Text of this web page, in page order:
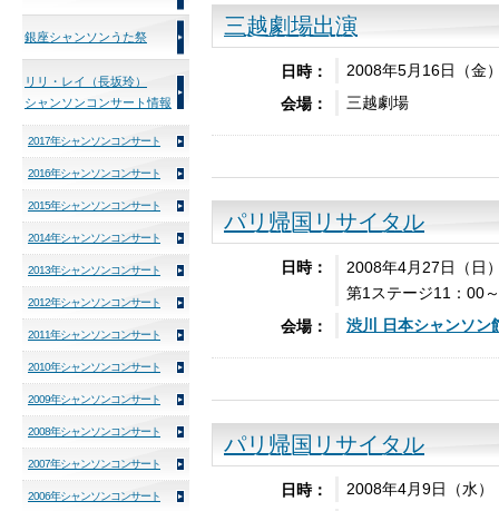
三越劇場出演
日時：
2008年5月16日（金
会場：
三越劇場
パリ帰国リサイタル
日時：
2008年4月27日（日
第1ステージ11：00
会場：
渋川 日本シャンソン
パリ帰国リサイタル
日時：
2008年4月9日（水）
銀座シャンソンうた祭
リリ・レイ（長坂玲）
シャンソンコンサート情報
2017年シャンソンコンサート
2016年シャンソンコンサート
2015年シャンソンコンサート
2014年シャンソンコンサート
2013年シャンソンコンサート
2012年シャンソンコンサート
2011年シャンソンコンサート
2010年シャンソンコンサート
2009年シャンソンコンサート
2008年シャンソンコンサート
2007年シャンソンコンサート
2006年シャンソンコンサート